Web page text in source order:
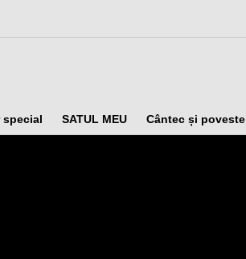
special SATUL MEU Cântec și poveste